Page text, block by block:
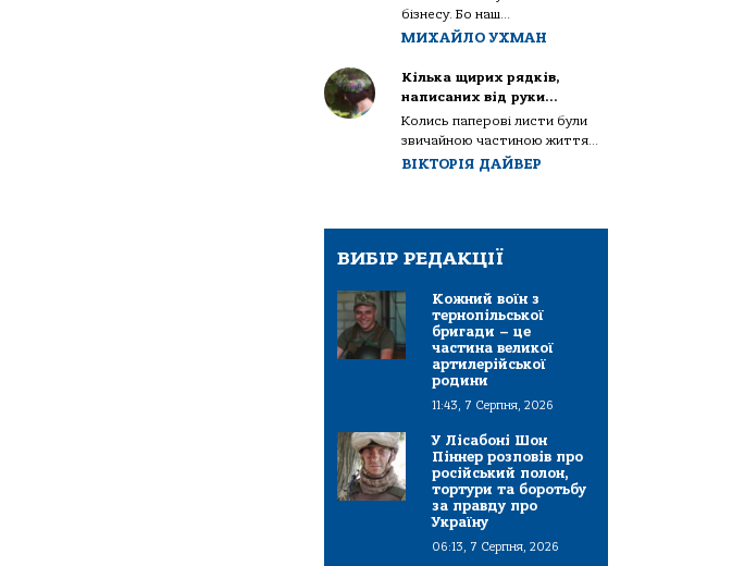
бізнесу. Бо наш...
МИХАЙЛО УХМАН
Кілька щирих рядків,
написаних від руки…
Колись паперові листи були
звичайною частиною життя...
ВІКТОРІЯ ДАЙВЕР
ВИБІР РЕДАКЦІЇ
Кожний воїн з
тернопільської
бригади – це
частина великої
артилерійської
родини
11:43, 7 Серпня, 2026
У Лісабоні Шон
Піннер розповів про
російський полон,
тортури та боротьбу
за правду про
Україну
06:13, 7 Серпня, 2026